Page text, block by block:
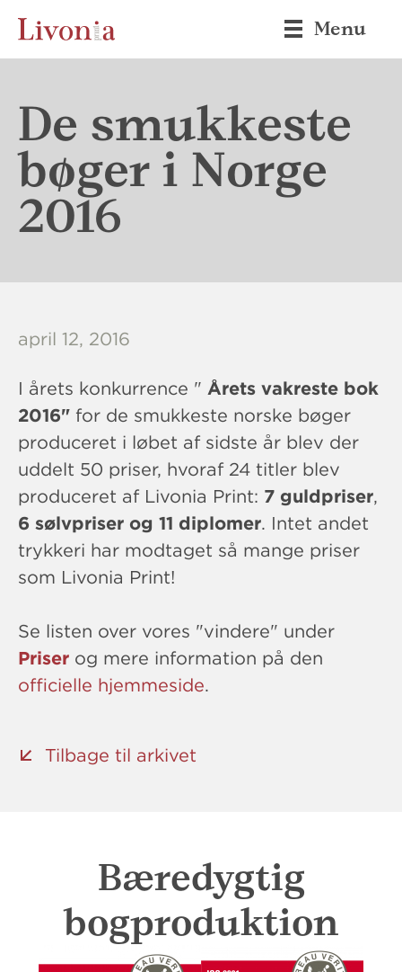
Menu
De smukkeste
bøger i Norge
2016
april 12, 2016
I årets konkurrence " Årets vakreste bok
2016" for de smukkeste norske bøger
produceret i løbet af sidste år blev der
uddelt 50 priser, hvoraf 24 titler blev
produceret af Livonia Print: 7 guldpriser,
6 sølvpriser og 11 diplomer. Intet andet
trykkeri har modtaget så mange priser
som Livonia Print!
Se listen over vores "vindere" under
Priser og mere information på den
officielle hjemmeside.
Tilbage til arkivet
Bæredygtig
bogproduktion